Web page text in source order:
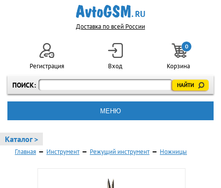
Доставка по всей России
ПОИСК:
Регистрация Вход
0
Корзина
МЕНЮ
Каталог >
Главная — Инструмент — Режущий инструмент — Ножницы